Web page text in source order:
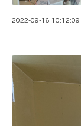
2022-09-16 10:12:09